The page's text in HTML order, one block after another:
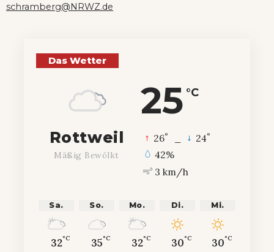
schramberg@NRWZ.de
Das Wetter
25 °C
Rottweil
Mäßig Bewölkt
26° 24°
42%
3 km/h
Sa.
32°C
So.
35°C
Mo.
32°C
Di.
30°C
Mi.
30°C